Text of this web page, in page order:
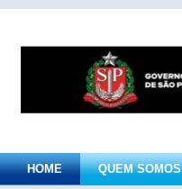
HOME QUEM SOMOS